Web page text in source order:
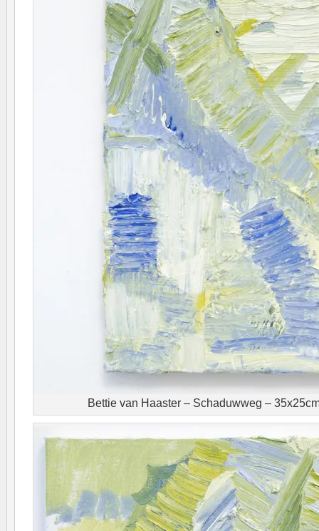
Bettie van Haaster – Schaduwweg –